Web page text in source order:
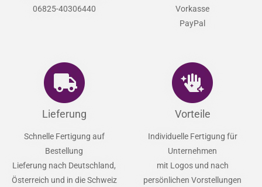
06825-40306440
Vorkasse
PayPal
Lieferung
Schnelle Fertigung auf
Bestellung
Lieferung nach Deutschland,
Österreich und in die Schweiz
Vorteile
Individuelle Fertigung für
Unternehmen
mit Logos und nach
persönlichen Vorstellungen